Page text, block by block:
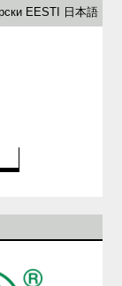
EESTI 日本語